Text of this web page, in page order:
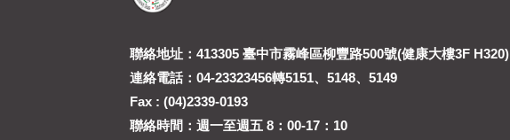
聯絡地址：413305 臺中市霧峰區柳豐路500號(健康大樓3F H320)
連絡電話：04-23323456轉5151、5148、5149
Fax : (04)2339-0193
聯絡時間：週一至週五 8：00-17：10